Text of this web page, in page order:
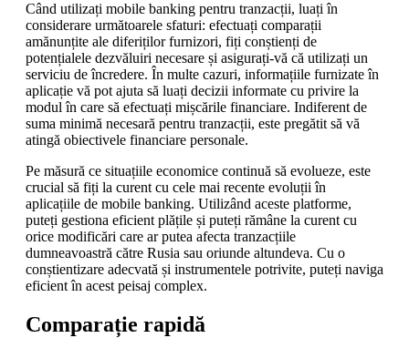
Când utilizați mobile banking pentru tranzacții, luați în
considerare următoarele sfaturi: efectuați comparații
amănunțite ale diferiților furnizori, fiți conștienți de
potențialele dezvăluiri necesare și asigurați-vă că utilizați un
serviciu de încredere. În multe cazuri, informațiile furnizate în
aplicație vă pot ajuta să luați decizii informate cu privire la
modul în care să efectuați mișcările financiare. Indiferent de
suma minimă necesară pentru tranzacții, este pregătit să vă
atingă obiectivele financiare personale.
Pe măsură ce situațiile economice continuă să evolueze, este
crucial să fiți la curent cu cele mai recente evoluții în
aplicațiile de mobile banking. Utilizând aceste platforme,
puteți gestiona eficient plățile și puteți rămâne la curent cu
orice modificări care ar putea afecta tranzacțiile
dumneavoastră către Rusia sau oriunde altundeva. Cu o
conștientizare adecvată și instrumentele potrivite, puteți naviga
eficient în acest peisaj complex.
Comparație rapidă